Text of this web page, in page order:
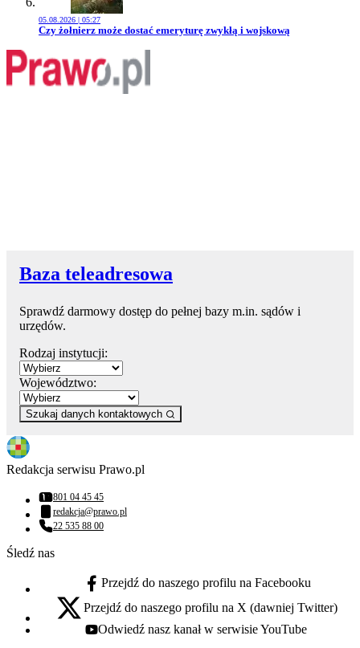
05.08.2026 | 05:27
Przejdź do artykułu:
Czy żołnierz może dostać emeryturę zwykłą i wojskową
Baza teleadresowa
Sprawdź darmowy dostęp do pełnej bazy m.in. sądów i
urzędów.
Rodzaj instytucji:
Województwo:
Szukaj danych kontaktowych
Redakcja serwisu Prawo.pl
Numer telefonu:
801 04 45 45
Adres email:
redakcja@prawo.pl
Numer telefonu:
22 535 88 00
Śledź nas
facebook - otwiera się w nowej karcie
Przejdź do naszego profilu na Facebooku
x - otwiera się w nowej karcie
Przejdź do naszego profilu na X (dawniej Twitter)
youtube - otwiera się w nowej karcie
Odwiedź nasz kanał w serwisie YouTube